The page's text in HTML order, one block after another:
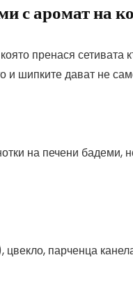
с аромат на
пренася
и шипките дават не
на печени бадеми,
парченца